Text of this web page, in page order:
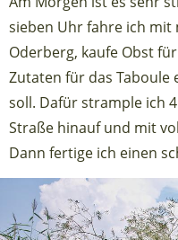
sieben Uhr fahre ich mit
Oderberg, kaufe Obst
Zutaten für das Taboule
soll. Dafür strample ich
Straße hinauf und mit
Dann fertige ich einen